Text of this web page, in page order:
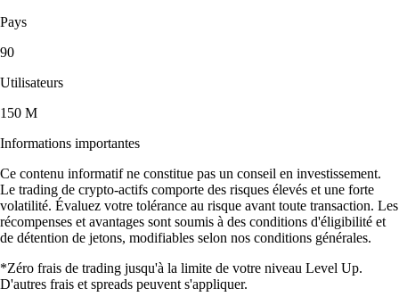
Pays
90
Utilisateurs
150 M
Informations importantes
Ce contenu informatif ne constitue pas un conseil en investissement.
Le trading de crypto-actifs comporte des risques élevés et une forte
volatilité. Évaluez votre tolérance au risque avant toute transaction. Les
récompenses et avantages sont soumis à des conditions d'éligibilité et
de détention de jetons, modifiables selon nos conditions générales.
*Zéro frais de trading jusqu'à la limite de votre niveau Level Up.
D'autres frais et spreads peuvent s'appliquer.